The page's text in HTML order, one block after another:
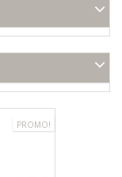
PROMO!